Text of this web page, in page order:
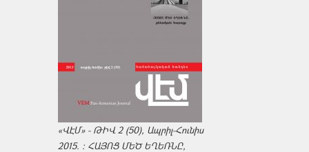
«ՎԷՄ» - ԹԻՎ 2 (50), Ապրիլ-Հունիս
2015. : ՀԱՅՈՑ ՄԵԾ ԵՂԵՌՆԸ,